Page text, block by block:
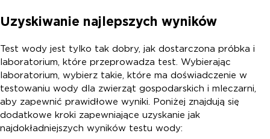
Uzyskiwanie najlepszych wyników
Test wody jest tylko tak dobry, jak dostarczona próbka i
laboratorium, które przeprowadza test. Wybierając
laboratorium, wybierz takie, które ma doświadczenie w
testowaniu wody dla zwierząt gospodarskich i mleczarni,
aby zapewnić prawidłowe wyniki. Poniżej znajdują się
dodatkowe kroki zapewniające uzyskanie jak
najdokładniejszych wyników testu wody: